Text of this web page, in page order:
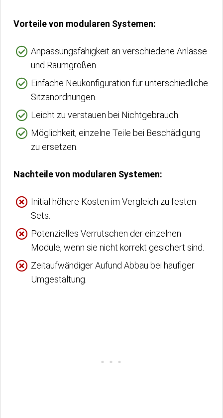
Vorteile von modularen Systemen:
Anpassungsfähigkeit an verschiedene Anlässe
und Raumgrößen.
Einfache Neukonfiguration für unterschiedliche
Sitzanordnungen.
Leicht zu verstauen bei Nichtgebrauch.
Möglichkeit, einzelne Teile bei Beschädigung
zu ersetzen.
Nachteile von modularen Systemen:
Initial höhere Kosten im Vergleich zu festen
Sets.
Potenzielles Verrutschen der einzelnen
Module, wenn sie nicht korrekt gesichert sind.
Zeitaufwändiger Aufund Abbau bei häufiger
Umgestaltung.